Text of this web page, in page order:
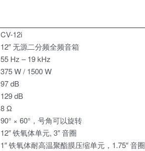
CV-12i
12″ 无源二分频全频音箱
55 Hz – 19 kHz
375 W / 1500 W
97 dB
129 dB
8 Ω
90° × 60°，号角可以旋转
12″ 铁氧体单元, 3″ 音圈
1″ 铁氧体耐高温聚酯膜压缩单元，1.75″ 音圈